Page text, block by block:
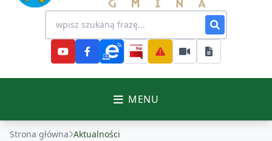
Wyszukiwanie na stronie
MENU
Strona główna Aktualności